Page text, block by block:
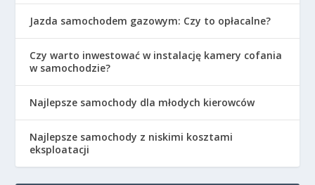
Jazda samochodem gazowym: Czy to opłacalne?
Czy warto inwestować w instalację kamery cofania
w samochodzie?
Najlepsze samochody dla młodych kierowców
Najlepsze samochody z niskimi kosztami
eksploatacji